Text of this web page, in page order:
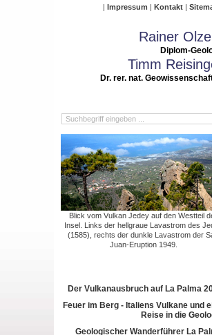
Impressum Kontakt
Rainer
Diplom-
Timm
Dr. rer. nat.
Blick vom Vulkan Jedey auf den Westteil
Insel. Links der hellgraue Lavastrom des
(1585), rechts der dunkle Lavastrom der
Juan-Eruption 1949.
Der Vulkanausbruch auf La Palma
Feuer im Berg - Italiens Vulkane und
Reise in die
Geologischer Wanderführer La